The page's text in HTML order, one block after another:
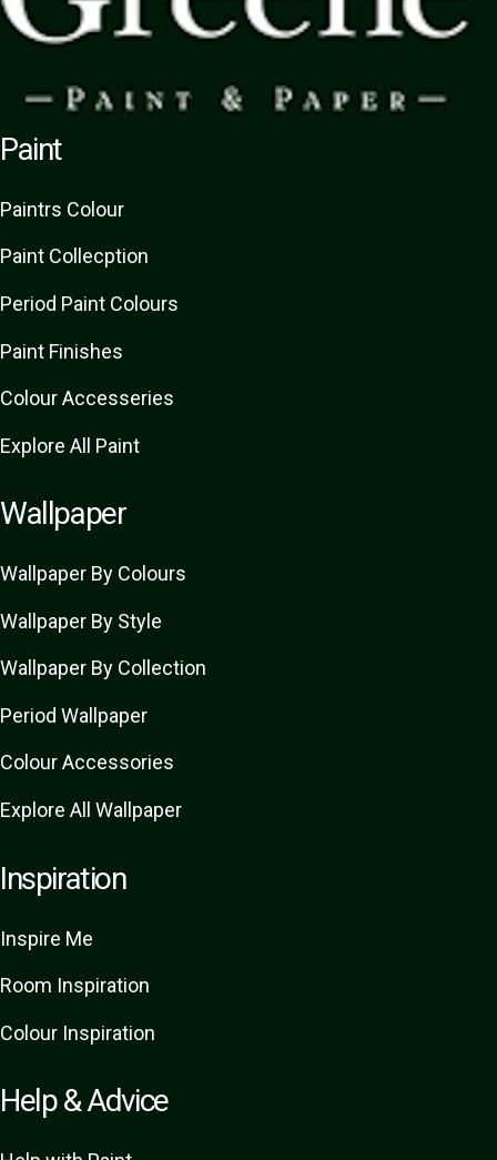
Paint
Paintrs Colour
Paint Collecption
Period Paint Colours
Paint Finishes
Colour Accesseries
Explore All Paint
Wallpaper
Wallpaper By Colours
Wallpaper By Style
Wallpaper By Collection
Period Wallpaper
Colour Accessories
Explore All Wallpaper
Inspiration
Inspire Me
Room Inspiration
Colour Inspiration
Help & Advice